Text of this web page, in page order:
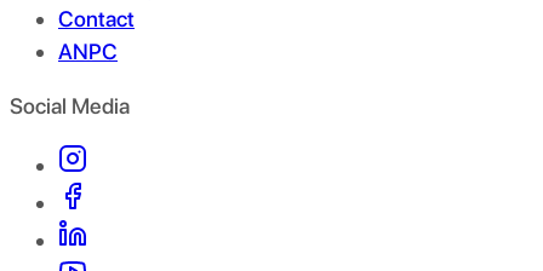
Contact
ANPC
Social Media